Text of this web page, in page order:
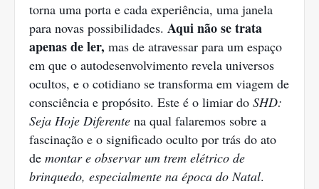
torna uma porta e cada experiência, uma janela
para novas possibilidades. Aqui não se trata
apenas de ler, mas de atravessar para um espaço
em que o autodesenvolvimento revela universos
ocultos, e o cotidiano se transforma em viagem de
consciência e propósito. Este é o limiar do SHD:
Seja Hoje Diferente na qual falaremos sobre a
fascinação e o significado oculto por trás do ato
de montar e observar um trem elétrico de
brinquedo, especialmente na época do Natal.